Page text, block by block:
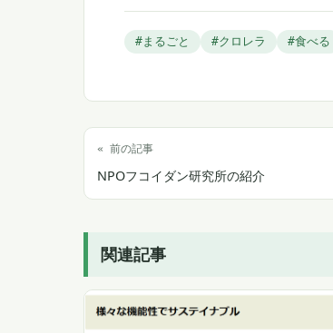
#まるごと #クロレラ #食べる
« 前の記事
NPOフコイダン研究所の紹介
関連記事